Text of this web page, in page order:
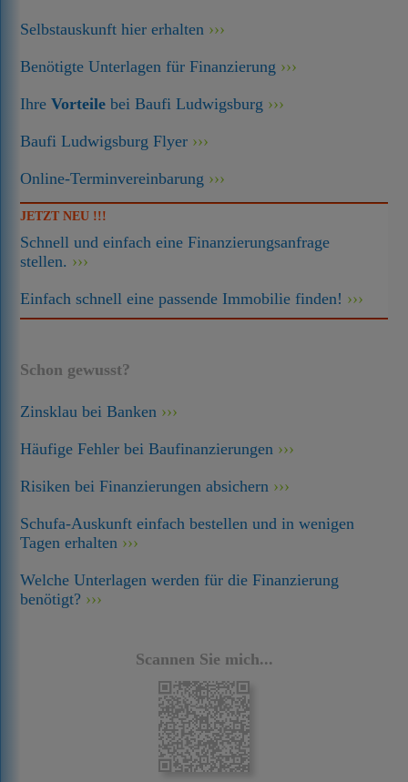
Selbstauskunft hier erhalten
Benötigte Unterlagen für Finanzierung
IhreVorteile bei Baufi Ludwigsburg
Baufi Ludwigsburg Flyer
Online-Terminvereinbarung
JETZT NEU !!!
Schnell und einfach eine Finanzierungsanfrage
stellen.
Einfach schnell eine passende Immobilie finden!
Schon gewusst?
Zinsklau bei Banken
Häufige Fehler bei Baufinanzierungen
Risiken bei Finanzierungen absichern
Schufa-Auskunft einfach bestellen und in wenigen
Tagen erhalten
Welche Unterlagen werden für die Finanzierung
benötigt?
Scannen Sie mich...